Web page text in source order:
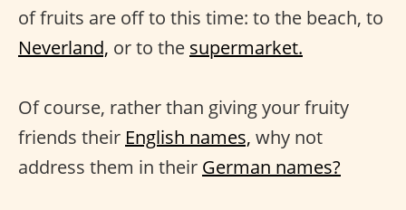
of fruits are off to this time: to the beach, to
Neverland, or to the supermarket.
Of course, rather than giving your fruity
friends their English names, why not
address them in their German names?